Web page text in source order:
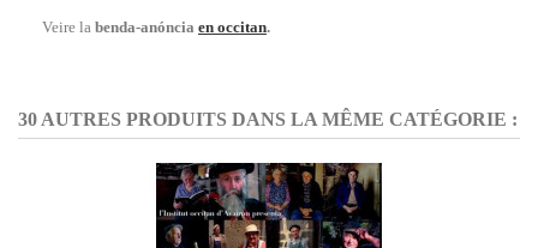
Veire la benda-anóncia en occitan.
30 AUTRES PRODUITS DANS LA MÊME CATÉGORIE :